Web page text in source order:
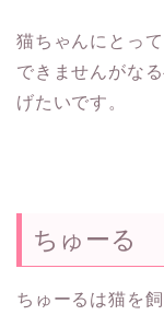
猫ちゃんにとっ
できませんがな
げたいです。
ちゅーる
ちゅーるは猫を